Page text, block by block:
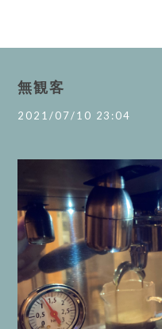
無観客
2021/07/10 23:04